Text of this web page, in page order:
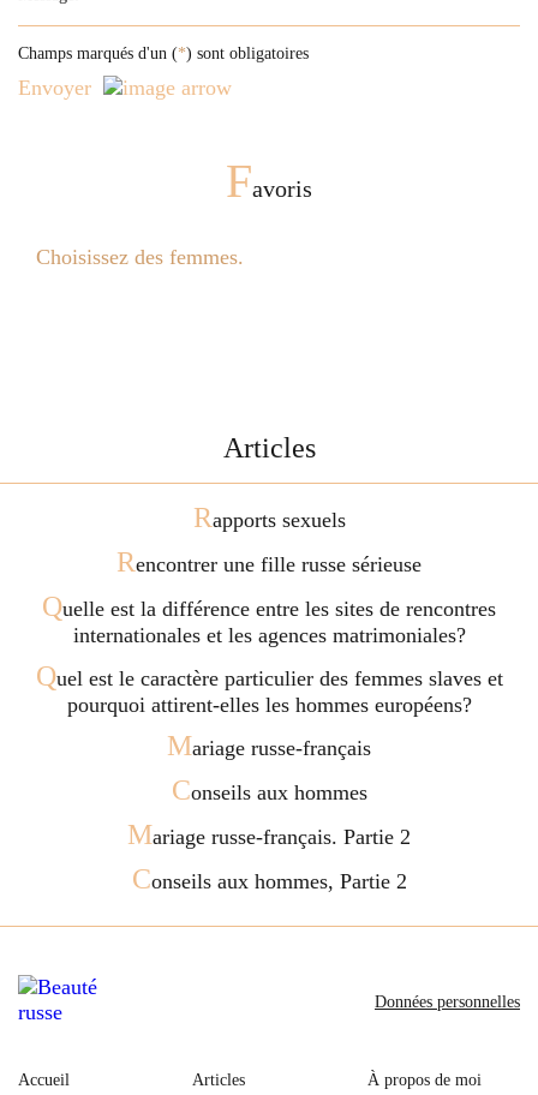
Champs marqués d'un (*) sont obligatoires
Envoyer
Favoris
Choisissez des femmes.
Articles
Rapports sexuels
Rencontrer une fille russe sérieuse
Quelle est la différence entre les sites de rencontres
internationales et les agences matrimoniales?
Quel est le caractère particulier des femmes slaves et
pourquoi attirent-elles les hommes européens?
Mariage russe-français
Conseils aux hommes
Mariage russe-français. Partie 2
Conseils aux hommes, Partie 2
Accueil Articles À propos de moi
Données personnelles